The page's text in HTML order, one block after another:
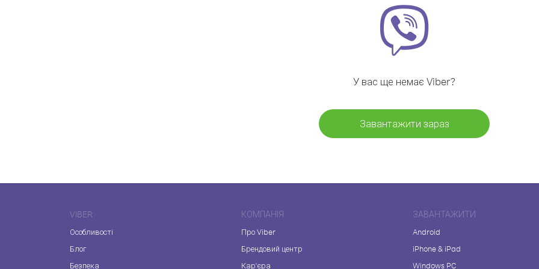
У вас ще немає Viber?
Завантажити зараз
VIBER
Особливості
Блог
Безпека
КОМПАНІЯ
Про Viber
Брендовий центр
Кар'єра
ЗАВАНТАЖИТИ
Android
iPhone & iPad
Windows PC